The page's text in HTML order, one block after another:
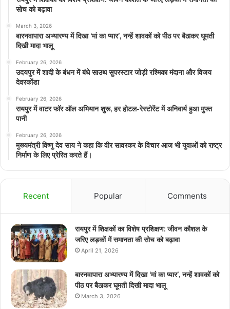
सोच को बढ़ावा
March 3, 2026
बारनवापारा अभ्यारण्य में दिखा ‘मां का प्यार’, नन्हें शावकों को पीठ पर बैठाकर घूमती
दिखी मादा भालू
February 26, 2026
उदयपुर में शादी के बंधन में बंधे साउथ सुपरस्टार जोड़ी रश्मिका मंदाना और विजय
देवरकोंडा
February 26, 2026
रायपुर में वाटर फॉर ऑल अभियान शुरू, हर होटल-रेस्टोरेंट में अनिवार्य हुआ मुफ्त
पानी
February 26, 2026
मुख्यमंत्री विष्णु देव साय ने कहा कि वीर सावरकर के विचार आज भी युवाओं को राष्ट्र
निर्माण के लिए प्रेरित करते हैं।
Recent Popular Comments
रायपुर में शिक्षकों का विशेष प्रशिक्षण: जीवन कौशल के
जरिए लड़कों में समानता की सोच को बढ़ावा
April 21, 2026
बारनवापारा अभ्यारण्य में दिखा ‘मां का प्यार’, नन्हें शावकों को
पीठ पर बैठाकर घूमती दिखी मादा भालू
March 3, 2026